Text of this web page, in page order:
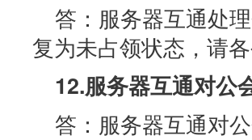
答：服务器互通处
复为未占领状态，请
12.服务器互通对公
答：服务器互通对